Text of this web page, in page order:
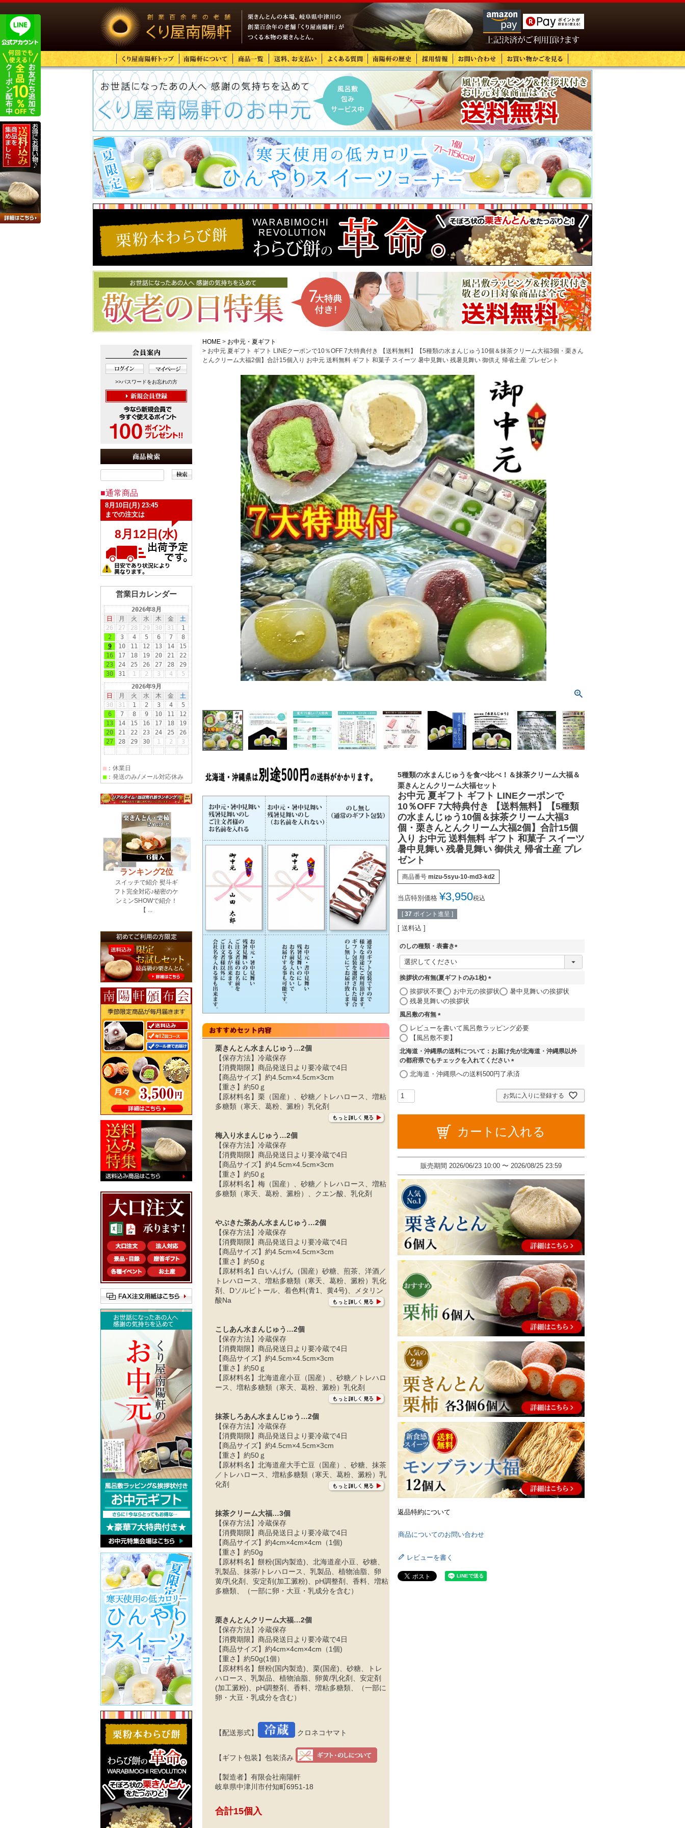
>>パスワードをお忘れの方
■通常商品
営業日カレンダー
HOME
お中元・夏ギフト
お中元 夏ギフト ギフト LINEクーポンで10％OFF 7大特典付き 【送料無料】【5種類の水まんじゅう10個＆抹茶クリーム大福3個・栗きん
とんクリーム大福2個】合計15個入り お中元 送料無料 ギフト 和菓子 スイーツ 暑中見舞い 残暑見舞い 御供え 帰省土産 プレゼント
栗きんとん水まんじゅう…2個
【保存方法】冷蔵保存
【消費期限】商品発送日より要冷蔵で4日
【商品サイズ】約4.5cm×4.5cm×3cm
【重さ】約50ｇ
【原材料名】栗（国産）、砂糖／トレハロース、増粘
多糖類（寒天、葛粉、澱粉）乳化剤
梅入り水まんじゅう…2個
【保存方法】冷蔵保存
【消費期限】商品発送日より要冷蔵で4日
【商品サイズ】約4.5cm×4.5cm×3cm
【重さ】約50ｇ
【原材料名】梅（国産）、砂糖／トレハロース、増粘
多糖類（寒天、葛粉、澱粉）、クエン酸、乳化剤
やぶきた茶あん水まんじゅう…2個
【保存方法】冷蔵保存
【消費期限】商品発送日より要冷蔵で4日
【商品サイズ】約4.5cm×4.5cm×3cm
【重さ】約50ｇ
【原材料名】白いんげん（国産）砂糖、煎茶、洋酒／
トレハロース、増粘多糖類（寒天、葛粉、澱粉）乳化
剤、Dソルビトール、着色料(青1、黄4号)、メタリン
酸Na
こしあん水まんじゅう…2個
【保存方法】冷蔵保存
【消費期限】商品発送日より要冷蔵で4日
【商品サイズ】約4.5cm×4.5cm×3cm
【重さ】約50ｇ
【原材料名】北海道産小豆（国産）、砂糖／トレハロ
ース、増粘多糖類（寒天、葛粉、澱粉）乳化剤
抹茶しろあん水まんじゅう…2個
【保存方法】冷蔵保存
【消費期限】商品発送日より要冷蔵で4日
【商品サイズ】約4.5cm×4.5cm×3cm
【重さ】約50ｇ
【原材料名】北海道産大手亡豆（国産）、砂糖、抹茶
／トレハロース、増粘多糖類（寒天、葛粉、澱粉）乳
化剤
抹茶クリーム大福…3個
【保存方法】冷蔵保存
【消費期限】商品発送日より要冷蔵で4日
【商品サイズ】約4cm×4cm×4cm（1個)
【重さ】約50g
【原材料名】餅粉(国内製造)、北海道産小豆、砂糖、
乳製品、抹茶/トレハロース、乳製品、植物油脂、卵
黄/乳化剤、安定剤(加工澱粉)、pH調整剤、香料、増粘
多糖類、（一部に卵・大豆・乳成分を含む）
栗きんとんクリーム大福…2個
【保存方法】冷蔵保存
【消費期限】商品発送日より要冷蔵で4日
【商品サイズ】約4cm×4cm×4cm（1個)
【重さ】約50g(1個）
【原材料名】餅粉(国内製造)、栗(国産)、砂糖、トレ
ハロース、乳製品、植物油脂、卵黄/乳化剤、安定剤
(加工澱粉)、pH調整剤、香料、増粘多糖類、（一部に
卵・大豆・乳成分を含む）
【配送形式】 クロネコヤマト
【ギフト包装】包装済み
【製造者】有限会社南陽軒
岐阜県中津川市付知町6951-18
合計15個入
5種類の水まんじゅうを食べ比べ！＆抹茶クリーム大福＆
栗きんとんクリーム大福セット
お中元 夏ギフト ギフト LINEクーポンで
10％OFF 7大特典付き 【送料無料】【5種類
の水まんじゅう10個＆抹茶クリーム大福3
個・栗きんとんクリーム大福2個】合計15個
入り お中元 送料無料 ギフト 和菓子 スイーツ
暑中見舞い 残暑見舞い 御供え 帰省土産 プレ
ゼント
商品番号 mizu-5syu-10-md3-kd2
当店特別価格 ¥3,950税込
[ 37 ポイント進呈 ]
送料込
のしの種類・表書き
(
須
挨拶状の有無(夏ギフトのみ1枚)
(
挨拶状不要 お中元の挨拶状
暑中見舞いの挨拶状
残暑見舞いの挨拶状
風呂敷の有無
(
必
)
レビューを書いて風呂敷ラッピング必要
【風呂敷不要】
北海道・沖縄県の送料について：お届け先が北海道・沖縄県以外
の都府県でもチェックを入れてください
(
須
)
北海道・沖縄県への送料500円了承済
お気に入りに登録する
カートに入れる
販売期間 2026/06/23 10:00 〜 2026/08/25 23:59
返品特約について
商品についてのお問い合わせ
レビューを書く